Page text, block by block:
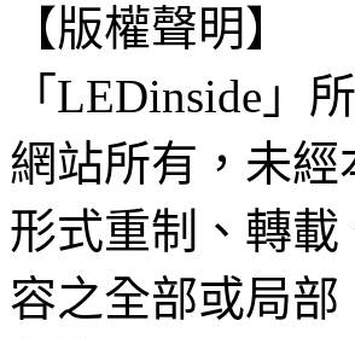
【版權聲明】
「LEDinside」
網站所有，未
形式重制、轉
容之全部或局